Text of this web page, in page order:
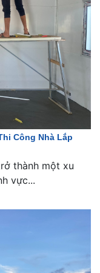
Công Nhà Lắp
thành một xu
vực...